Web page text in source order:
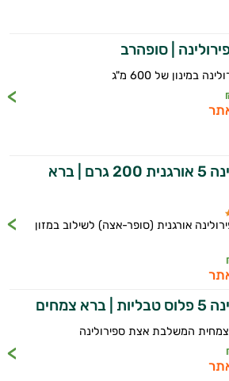
| סופהרב
במינון של 600 מ"ג
ספירולינה 5 אורגנית 200 גרם | ברא
אורגנית (סופר-אצה) לשילוב במזון
צמחים
המשלבת אצת ספירולינה